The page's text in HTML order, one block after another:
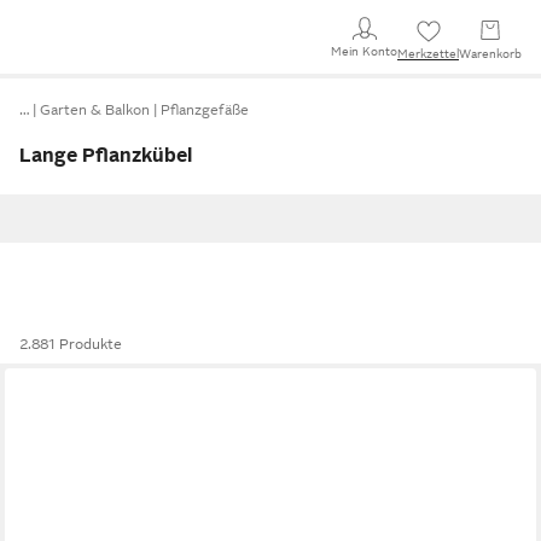
Mein KontoMerkzettel Warenkorb
… Garten & Balkon Pflanzgefäße
Lange Pflanzkübel
2.881 Produkte